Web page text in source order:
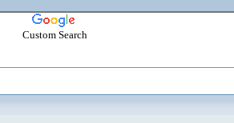
Custom Search